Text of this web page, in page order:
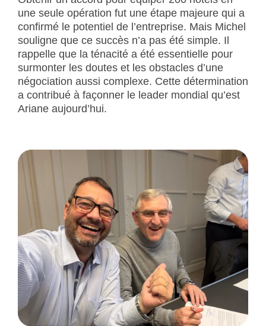
une seule opération fut une étape majeure qui a
confirmé le potentiel de l’entreprise. Mais Michel
souligne que ce succès n’a pas été simple. Il
rappelle que la ténacité a été essentielle pour
surmonter les doutes et les obstacles d’une
négociation aussi complexe. Cette détermination
a contribué à façonner le leader mondial qu’est
Ariane aujourd’hui.